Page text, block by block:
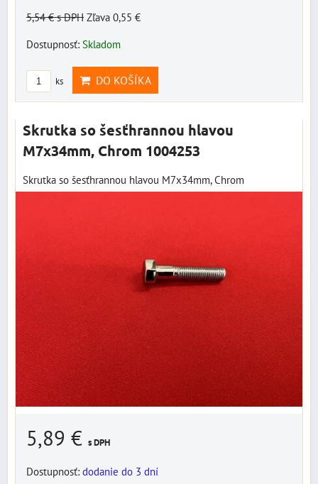
5,54 €s DPH Zľava 0,55 €
Dostupnosť: Skladom
ks DO KOŠÍKA
Skrutka so šesťhrannou hlavou
M7x34mm, Chrom 1004253
Skrutka so šesťhrannou hlavou M7x34mm, Chrom
5,89 € s DPH
Dostupnosť: dodanie do 3 dní